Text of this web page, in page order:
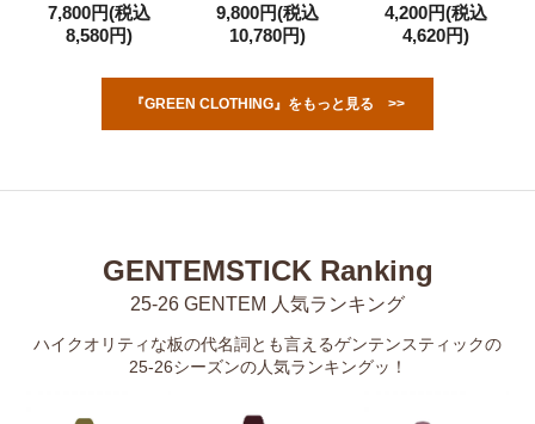
7,800円(税込
8,580円)
9,800円(税込
10,780円)
4,200円(税込
4,620円)
『GREEN CLOTHING』をもっと見る >>
GENTEMSTICK Ranking
25-26 GENTEM 人気ランキング
ハイクオリティな板の代名詞とも言えるゲンテンスティックの
25-26シーズンの人気ランキングッ！